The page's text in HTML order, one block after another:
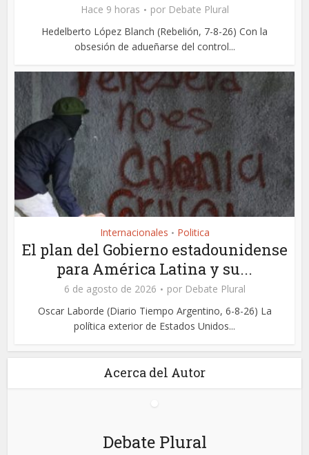
Hace 9 horas por Debate Plural
Hedelberto López Blanch (Rebelión, 7-8-26) Con la
obsesión de adueñarse del control...
Internacionales • Politica
El plan del Gobierno estadounidense
para América Latina y su...
6 de agosto de 2026 por Debate Plural
Oscar Laborde (Diario Tiempo Argentino, 6-8-26) La
política exterior de Estados Unidos...
Acerca del Autor
Debate Plural